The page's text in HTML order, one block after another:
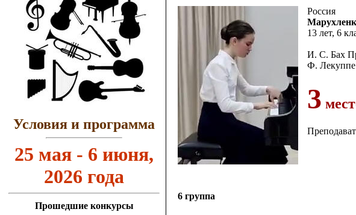
Условия и программа
25 мая - 6 июня,
2026 года
Прошедшие конкурсы
Россия
13 лет, 6
И. С. Бах
Ф.
3
6 группа